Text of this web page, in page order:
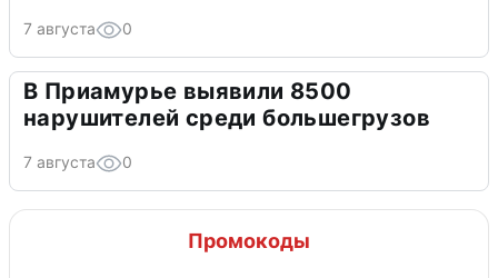
7 августа 0
В Приамурье выявили 8500
нарушителей среди большегрузов
7 августа 0
Промокоды